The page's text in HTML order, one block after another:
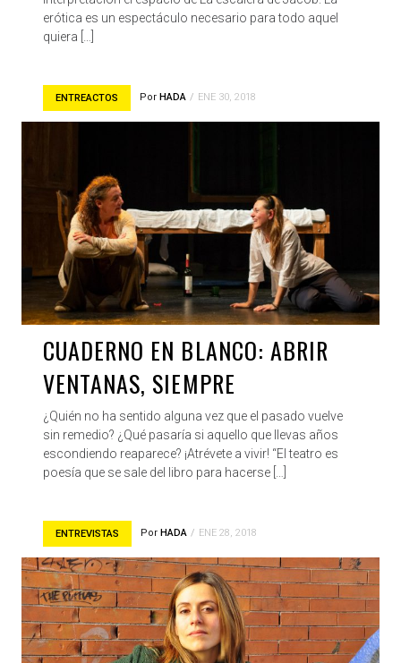
erótica es un espectáculo necesario para todo aquel
quiera […]
ENTREACTOS Por HADA ENE 30, 2018
CUADERNO EN BLANCO: ABRIR
VENTANAS, SIEMPRE
¿Quién no ha sentido alguna vez que el pasado vuelve
sin remedio? ¿Qué pasaría si aquello que llevas años
escondiendo reaparece? ¡Atrévete a vivir! “El teatro es
poesía que se sale del libro para hacerse […]
ENTREVISTAS Por HADA ENE 28, 2018